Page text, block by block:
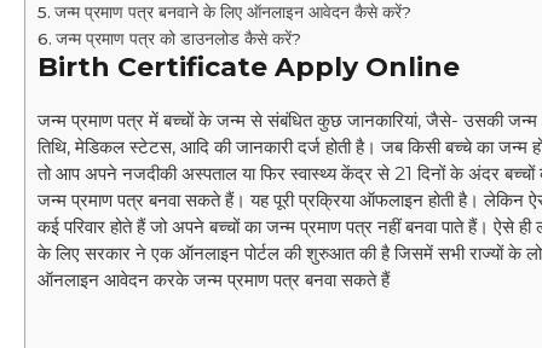
जन्म प्रमाण पत्र बनवाने के लिए ऑनलाइन आवेदन कैसे करें?
जन्म प्रमाण पत्र को डाउनलोड कैसे करें?
Birth Certificate Apply Online
जन्म प्रमाण पत्र में बच्चों के जन्म से संबंधित कुछ जानकारियां,जैसे- उसकी जन्म
तिथि, मेडिकल स्टेटस, आदि की जानकारी दर्ज होती है। जब किसी बच्चे का जन्म
तो आप अपने नजदीकी अस्पताल या फिर स्वास्थ्य केंद्र से 21 दिनों के अंदर बच्चों
जन्म प्रमाण पत्र बनवा सकते हैं। यह पूरी प्रक्रिया ऑफलाइन होती है। लेकिन
कई परिवार होते हैं जो अपने बच्चों का जन्म प्रमाण पत्र नहीं बनवा पाते हैं। ऐसे ही
के लिए सरकार ने एक ऑनलाइन पोर्टल की शुरुआत की है जिसमें सभी राज्यों के
ऑनलाइन आवेदन करके जन्म प्रमाण पत्र बनवा सकते हैं